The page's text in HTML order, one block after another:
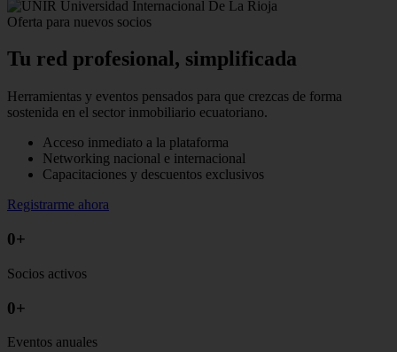
Oferta para nuevos socios
Tu red profesional, simplificada
Herramientas y eventos pensados para que crezcas de forma
sostenida en el sector inmobiliario ecuatoriano.
Acceso inmediato a la plataforma
Networking nacional e internacional
Capacitaciones y descuentos exclusivos
Registrarme ahora
0+
Socios activos
0+
Eventos anuales